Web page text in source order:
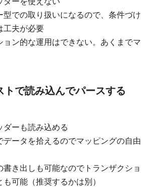
型での取り扱いになるので、条件づけ
工夫が必要
ョン的な運用はできない。あくまでマ
トで読み込んでパースする
ダーも読み込める
データを拾えるのでマッピングの自由
書き出しも可能なのでトランザクショ
可能（推奨するかは別）